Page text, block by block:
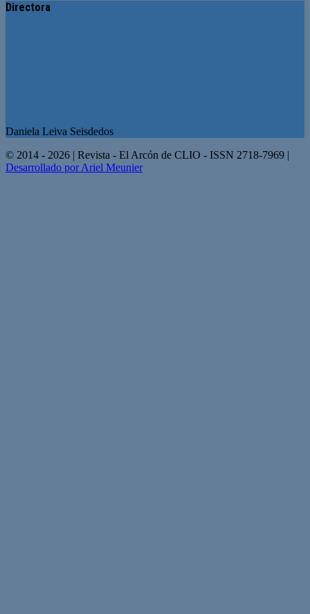
Directora
Daniela Leiva Seisdedos
© 2014 - 2026 | Revista - El Arcón de CLIO - ISSN 2718-7969 |
Desarrollado por Ariel Meunier